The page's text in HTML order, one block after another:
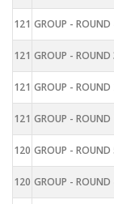
121 GROUP - ROUND
121 GROUP - ROUND
121 GROUP - ROUND
121 GROUP - ROUND
120 GROUP - ROUND
120 GROUP - ROUND